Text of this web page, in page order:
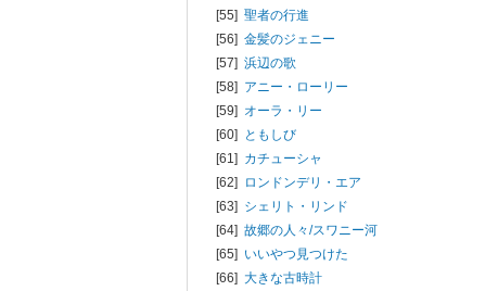
[55] 聖者の行進
[56] 金髪のジェニー
[57] 浜辺の歌
[58] アニー・ローリー
[59] オーラ・リー
[60] ともしび
[61] カチューシャ
[62] ロンドンデリ・エア
[63] シェリト・リンド
[64] 故郷の人々/スワニー河
[65] いいやつ見つけた
[66] 大きな古時計